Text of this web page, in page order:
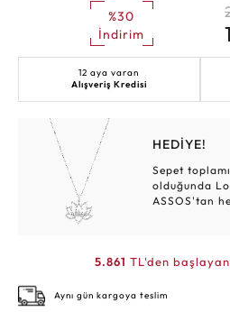
%30
İndirim
12 aya varan
Alışveriş Kredisi
HEDİYE!
Sepet
olduğunda
ASSOS'tan
5.861 TL'den
Aynı gün kargoya teslim